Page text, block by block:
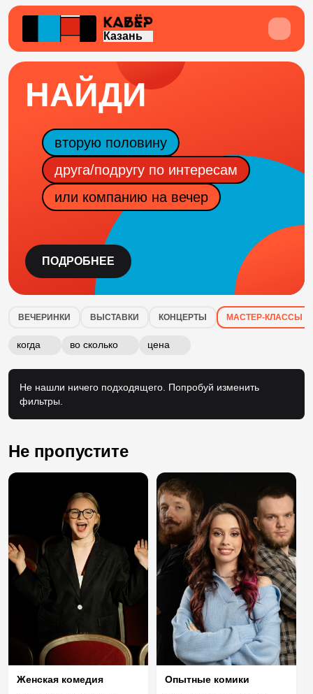
Казань
НАЙДИ
вторую половину
друга/подругу по интересам
или компанию на вечер
ПОДРОБНЕЕ
Мастер-классы в городе Казань
ВЕЧЕРИНКИ ВЫСТАВКИ КОНЦЕРТЫ МАСТЕР-КЛАССЫ
когда во сколько цена
Не нашли ничего подходящего. Попробуй изменить
фильтры.
Не пропустите
Женская комедия Опытные комики